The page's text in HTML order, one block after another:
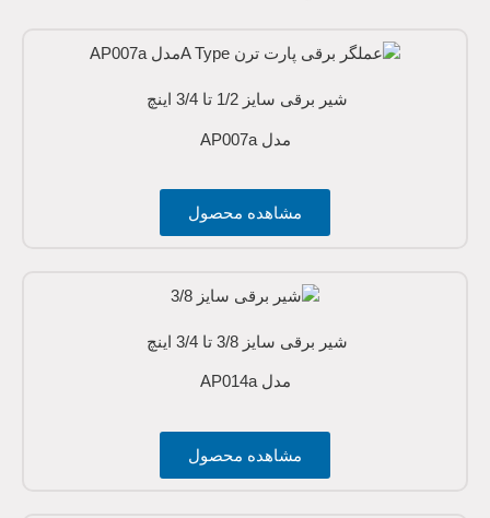
شیر برقی سایز 1/2 تا 3/4 اینچ
مدل AP007a
مشاهده محصول
شیر برقی سایز 3/8 تا 3/4 اینچ
مدل AP014a
مشاهده محصول